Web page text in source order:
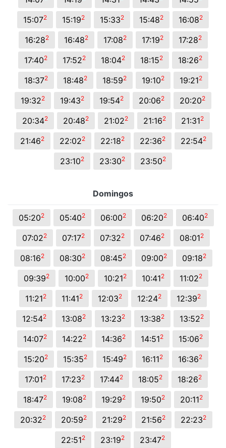
15:072 15:192 15:332 15:482 16:082
16:282 16:482 17:082 17:192 17:282
17:402 17:522 18:042 18:152 18:262
18:372 18:482 18:592 19:102 19:212
19:322 19:432 19:542 20:062 20:202
20:342 20:482 21:022 21:162 21:312
21:462 22:022 22:182 22:362 22:542
23:102 23:302 23:502
Domingos
05:202 05:402 06:002 06:202 06:402
07:022 07:172 07:322 07:462 08:012
08:162 08:302 08:452 09:002 09:182
09:392 10:002 10:212 10:412 11:022
11:212 11:412 12:032 12:242 12:392
12:542 13:082 13:232 13:382 13:522
14:072 14:222 14:362 14:512 15:062
15:202 15:352 15:492 16:112 16:362
17:012 17:232 17:442 18:052 18:262
18:472 19:082 19:292 19:502 20:112
20:322 20:592 21:292 21:562 22:232
22:512 23:192 23:472